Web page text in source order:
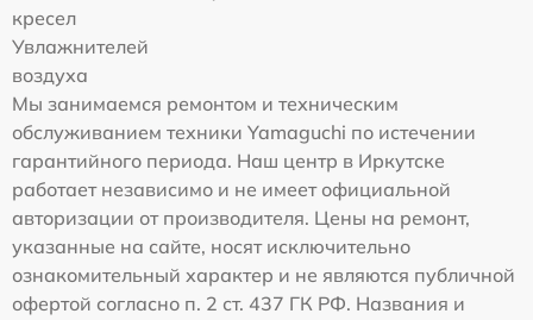
кресел
Увлажнителей
воздуха
Мы занимаемся ремонтом и техническим
обслуживанием техники Yamaguchi по истечении
гарантийного периода. Наш центр в Иркутске
работает независимо и не имеет официальной
авторизации от производителя. Цены на ремонт,
указанные на сайте, носят исключительно
ознакомительный характер и не являются публичной
офертой согласно п. 2 ст. 437 ГК РФ. Названия и